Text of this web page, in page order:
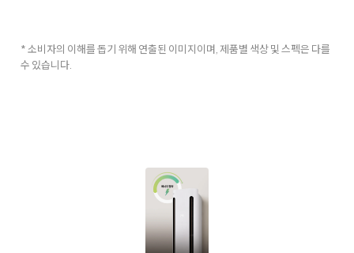
* 소비자의 이해를 돕기 위해 연출된 이미지이며, 제품별 색상 및 스펙은 다를
수 있습니다.